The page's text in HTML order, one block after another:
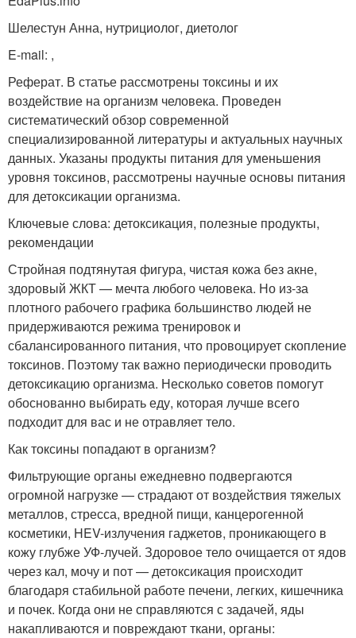
Шелестун Анна, нутрициолог, диетолог
E-mail: ,
Реферат. В статье рассмотрены токсины и их
воздействие на организм человека. Проведен
систематический обзор современной
специализированной литературы и актуальных научных
данных. Указаны продукты питания для уменьшения
уровня токсинов, рассмотрены научные основы питания
для детоксикации организма.
Ключевые слова: детоксикация, полезные продукты,
рекомендации
Стройная подтянутая фигура, чистая кожа без акне,
здоровый ЖКТ — мечта любого человека. Но из-за
плотного рабочего графика большинство людей не
придерживаются режима тренировок и
сбалансированного питания, что провоцирует скопление
токсинов. Поэтому так важно периодически проводить
детоксикацию организма. Несколько советов помогут
обоснованно выбирать еду, которая лучше всего
подходит для вас и не отравляет тело.
Как токсины попадают в организм?
Фильтрующие органы ежедневно подвергаются
огромной нагрузке — страдают от воздействия тяжелых
металлов, стресса, вредной пищи, канцерогенной
косметики, HEV-излучения гаджетов, проникающего в
кожу глубже УФ-лучей. Здоровое тело очищается от ядов
через кал, мочу и пот — детоксикация происходит
благодаря стабильной работе печени, легких, кишечника
и почек. Когда они не справляются с задачей, яды
накапливаются и повреждают ткани, органы: